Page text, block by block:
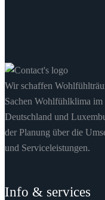
Wir schaffen
Sachen Wohlfühlklima im
Deutschland und
der Planung über die
und Serviceleistungen.
Info & services